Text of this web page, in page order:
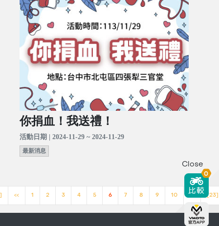
你捐血！我送禮！
活動日期 | 2024-11-29 ~ 2024-11-29
最新消息
<< 1 2 3 4 5 6 7 8 9 10 >> [23]
Close
0